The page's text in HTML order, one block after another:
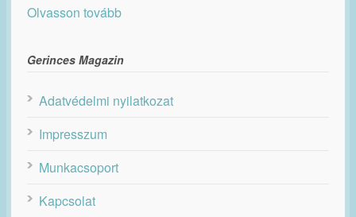
Olvasson tovább
Gerinces Magazin
Adatvédelmi nyilatkozat
Impresszum
Munkacsoport
Kapcsolat